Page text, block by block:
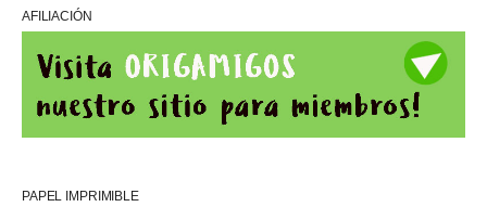
AFILIACIÓN
PAPEL IMPRIMIBLE